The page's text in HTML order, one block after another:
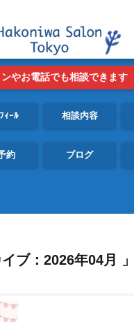
やお電話でも相談できます
ｨｰﾙ 相談内容
約 ブログ
イブ：2026年04月